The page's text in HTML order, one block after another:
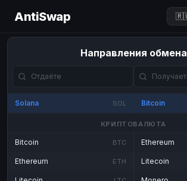
AntiSwap
Направления обмена
Solana SOL Bitcoin
КРИПТОВАЛЮТА
Bitcoin BTC
Ethereum ETH
Ethereum
Litecoin